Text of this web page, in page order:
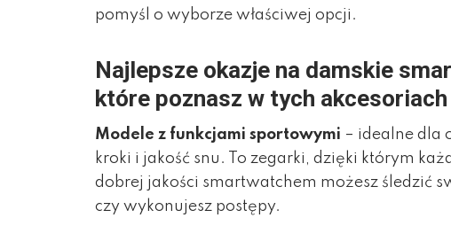
pomyśl o wyborze właściwej opcji.
Najlepsze okazje na damskie
które poznasz w tych akcesoriach
Modele z funkcjami sportowymi – idealne dla
kroki i jakość snu. To zegarki, dzięki którym
dobrej jakości smartwatchem możesz śledzić
czy wykonujesz postępy.